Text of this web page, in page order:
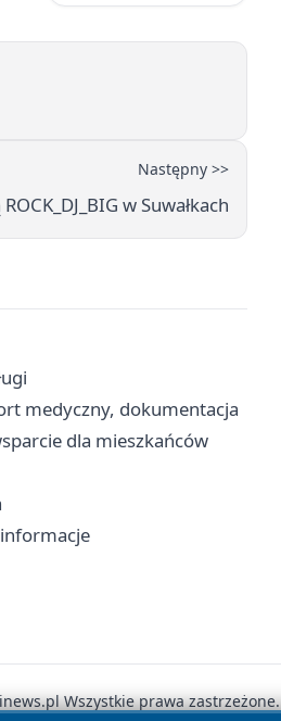
Następny >>
w Suwałkach
medyczny, dokumentacja
dla mieszkańców
Wszystkie prawa zastrzeżone.